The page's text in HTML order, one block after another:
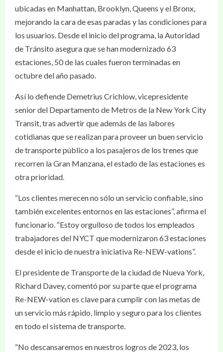
ubicadas en Manhattan, Brooklyn, Queens y el Bronx,
mejorando la cara de esas paradas y las condiciones para
los usuarios. Desde el inicio del programa, la Autoridad
de Tránsito asegura que se han modernizado 63
estaciones, 50 de las cuales fueron terminadas en
octubre del año pasado.
Así lo defiende Demetrius Crichlow, vicepresidente
senior del Departamento de Metros de la New York City
Transit, tras advertir que además de las labores
cotidianas que se realizan para proveer un buen servicio
de transporte público a los pasajeros de los trenes que
recorren la Gran Manzana, el estado de las estaciones es
otra prioridad.
“Los clientes merecen no sólo un servicio confiable, sino
también excelentes entornos en las estaciones”, afirma el
funcionario. “Estoy orgulloso de todos los empleados
trabajadores del NYCT que modernizaron 63 estaciones
desde el inicio de nuestra iniciativa Re-NEW-vations”.
El presidente de Transporte de la ciudad de Nueva York,
Richard Davey, comentó por su parte que el programa
Re-NEW-vation es clave para cumplir con las metas de
un servicio más rápido, limpio y seguro para los clientes
en todo el sistema de transporte.
“No descansaremos en nuestros logros de 2023, los